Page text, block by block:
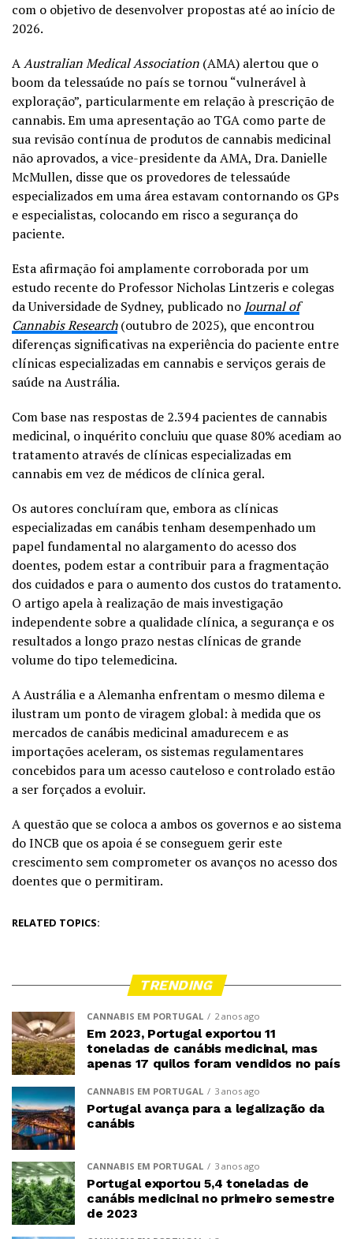
com o objetivo de desenvolver propostas até ao início de
2026.
AAustralian Medical Association (AMA) alertou que o
boom da telessaúde no país se tornou “vulnerável à
exploração”, particularmente em relação à prescrição de
cannabis. Em uma apresentação ao TGA como parte de
sua revisão contínua de produtos de cannabis medicinal
não aprovados, a vice-presidente da AMA, Dra. Danielle
McMullen, disse que os provedores de telessaúde
especializados em uma área estavam contornando os GPs
e especialistas, colocando em risco a segurança do
paciente.
Esta afirmação foi amplamente corroborada por um
estudo recente do Professor Nicholas Lintzeris e colegas
da Universidade de Sydney, publicado no Journal of
Cannabis Research(outubro de 2025), que encontrou
diferenças significativas na experiência do paciente entre
clínicas especializadas em cannabis e serviços gerais de
saúde na Austrália.
Com base nas respostas de 2.394 pacientes de cannabis
medicinal, o inquérito concluiu que quase 80% acediam ao
tratamento através de clínicas especializadas em
cannabis em vez de médicos de clínica geral.
Os autores concluíram que, embora as clínicas
especializadas em canábis tenham desempenhado um
papel fundamental no alargamento do acesso dos
doentes, podem estar a contribuir para a fragmentação
dos cuidados e para o aumento dos custos do tratamento.
O artigo apela à realização de mais investigação
independente sobre a qualidade clínica, a segurança e os
resultados a longo prazo nestas clínicas de grande
volume do tipo telemedicina.
A Austrália e a Alemanha enfrentam o mesmo dilema e
ilustram um ponto de viragem global: à medida que os
mercados de canábis medicinal amadurecem e as
importações aceleram, os sistemas regulamentares
concebidos para um acesso cauteloso e controlado estão
a ser forçados a evoluir.
A questão que se coloca a ambos os governos e ao sistema
do INCB que os apoia é se conseguem gerir este
crescimento sem comprometer os avanços no acesso dos
doentes que o permitiram.
RELATED TOPICS:
TRENDING
CANNABIS EM PORTUGAL 2 anos ago
Em 2023, Portugal exportou 11
toneladas de canábis medicinal, mas
apenas 17 quilos foram vendidos no país
CANNABIS EM PORTUGAL 3 anos ago
Portugal avança para a legalização da
canábis
CANNABIS EM PORTUGAL 3 anos ago
Portugal exportou 5,4 toneladas de
canábis medicinal no primeiro semestre
de 2023